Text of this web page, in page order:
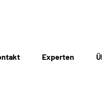
Experten